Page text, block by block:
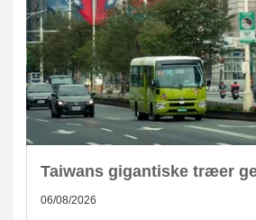
06/08/2026